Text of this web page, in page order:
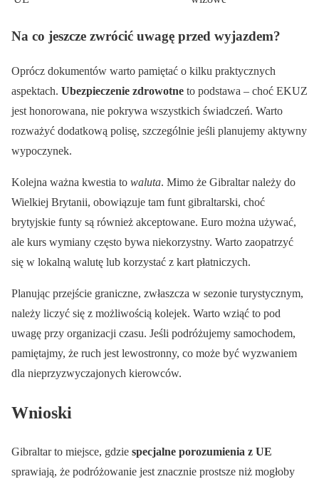
Na co jeszcze zwrócić uwagę przed wyjazdem?
Oprócz dokumentów warto pamiętać o kilku praktycznych
aspektach. Ubezpieczenie zdrowotne to podstawa – choć EKUZ
jest honorowana, nie pokrywa wszystkich świadczeń. Warto
rozważyć dodatkową polisę, szczególnie jeśli planujemy aktywny
wypoczynek.
Kolejna ważna kwestia to waluta. Mimo że Gibraltar należy do
Wielkiej Brytanii, obowiązuje tam funt gibraltarski, choć
brytyjskie funty są również akceptowane. Euro można używać,
ale kurs wymiany często bywa niekorzystny. Warto zaopatrzyć
się w lokalną walutę lub korzystać z kart płatniczych.
Planując przejście graniczne, zwłaszcza w sezonie turystycznym,
należy liczyć się z możliwością kolejek. Warto wziąć to pod
uwagę przy organizacji czasu. Jeśli podróżujemy samochodem,
pamiętajmy, że ruch jest lewostronny, co może być wyzwaniem
dla nieprzyzwyczajonych kierowców.
Wnioski
Gibraltar to miejsce, gdzie specjalne porozumienia z UE
sprawiają, że podróżowanie jest znacznie prostsze niż mogłoby